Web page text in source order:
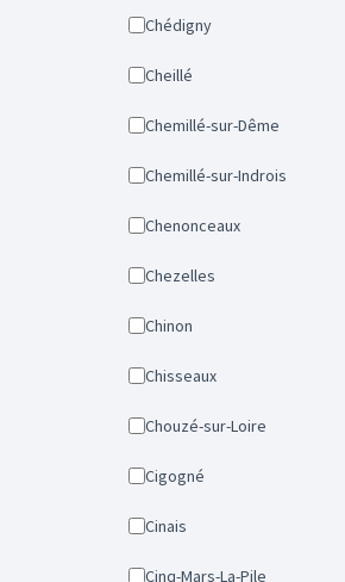
Chédigny
Cheillé
Chemillé-sur-Dême
Chemillé-sur-Indrois
Chenonceaux
Chezelles
Chinon
Chisseaux
Chouzé-sur-Loire
Cigogné
Cinais
Cinq-Mars-La-Pile